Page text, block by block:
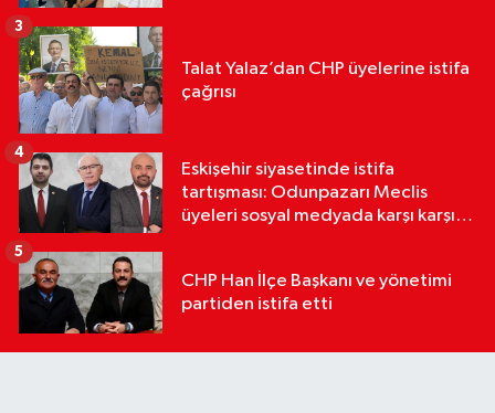
Talat Yalaz’dan CHP üyelerine istifa
çağrısı
3
Eskişehir siyasetinde istifa
tartışması: Odunpazarı Meclis
üyeleri sosyal medyada karşı karşıya
4
CHP Han İlçe Başkanı ve yönetimi
partiden istifa etti
5